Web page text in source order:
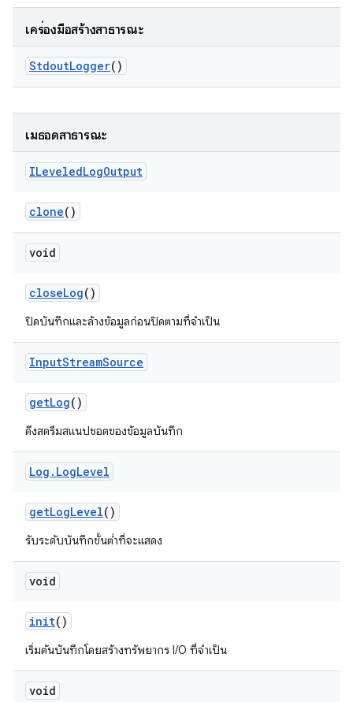
เครื่องมือสร้างสาธารณะ
StdoutLogger()
เมธอดสาธารณะ
ILeveledLogOutput
clone()
void
closeLog()
ปิดบันทึกและล้างข้อมูลก่อนปิดตามที่จำเป็น
InputStreamSource
getLog()
ดึงสตรีมสแนปชอตของข้อมูลบันทึก
Log . LogLevel
getLogLevel()
รับระดับบันทึกขั้นต่ำที่จะแสดง
void
init()
เริ่มต้นบันทึกโดยสร้างทรัพยากร I/O ที่จำเป็น
void